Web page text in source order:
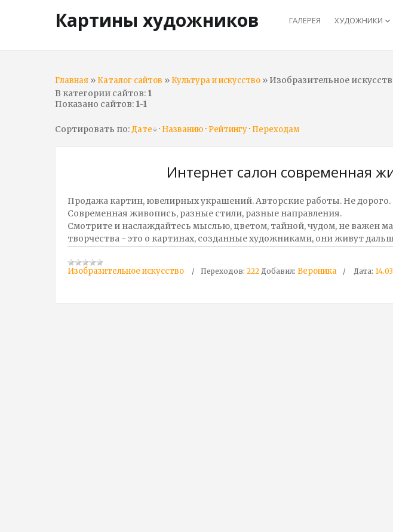
Картины художников ГАЛЕРЕЯ ХУДОЖНИКИ keyboard_arrow_down
Главная » Каталог сайтов » Культура и искусство » Изобразительное
В категории сайтов: 1
Показано сайтов: 1-1
Сортировать по:Дате · Названию · Рейтингу· Переходам
Интернет салон современная
Продажа картин, ювелирных украшений. Авторские работы. Не дорого.
Современная живопись, разные стили, разные направления.
Смотрите и наслаждайтесь мыслью, цветом, тайной, чудом, не важен
творчества - это о картинах, созданные художниками, они живут
Изобразительное искусство Переходов: 222 Добавил: Вероника Дата: